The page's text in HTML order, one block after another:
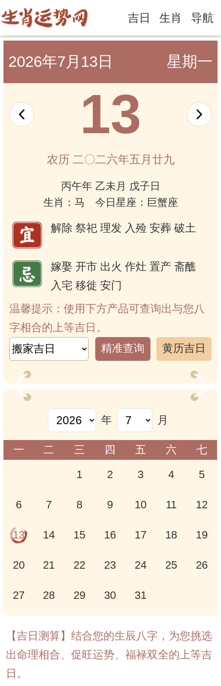
吉日 生肖 导航
2026年7月13日 星期一
13
农历 二〇二六年五月廿九
丙午年 乙未月 戊子日
生肖：马 今日星座：巨蟹座
解除 祭祀 理发 入殓 安葬 破土
嫁娶 开市 出火 作灶 置产 斋醮
入宅 移徙 安门
温馨提示：使用下方产品可查询出与您八
字相合的上等吉日。
精准查询
黄历吉日
年 月
一 二 三 四 五 六 七
1 2 3 4 5
6 7 8 9 10 11 12
13 14 15 16 17 18 19
20 21 22 23 24 25 26
27 28 29 30 31
【吉日测算】结合您的生辰八字，为您挑选
出命理相合、促旺运势、福禄双全的上等吉
日。